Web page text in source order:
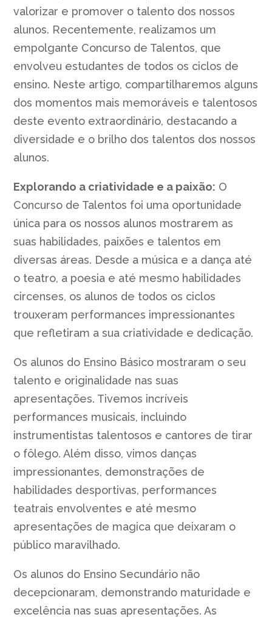
valorizar e promover o talento dos nossos
alunos. Recentemente, realizamos um
empolgante Concurso de Talentos, que
envolveu estudantes de todos os ciclos de
ensino. Neste artigo, compartilharemos alguns
dos momentos mais memoráveis e talentosos
deste evento extraordinário, destacando a
diversidade e o brilho dos talentos dos nossos
alunos.
Explorando a criatividade e a paixão: O
Concurso de Talentos foi uma oportunidade
única para os nossos alunos mostrarem as
suas habilidades, paixões e talentos em
diversas áreas. Desde a música e a dança até
o teatro, a poesia e até mesmo habilidades
circenses, os alunos de todos os ciclos
trouxeram performances impressionantes
que refletiram a sua criatividade e dedicação.
Os alunos do Ensino Básico mostraram o seu
talento e originalidade nas suas
apresentações. Tivemos incríveis
performances musicais, incluindo
instrumentistas talentosos e cantores de tirar
o fôlego. Além disso, vimos danças
impressionantes, demonstrações de
habilidades desportivas, performances
teatrais envolventes e até mesmo
apresentações de magica que deixaram o
público maravilhado.
Os alunos do Ensino Secundário não
decepcionaram, demonstrando maturidade e
excelência nas suas apresentações. As